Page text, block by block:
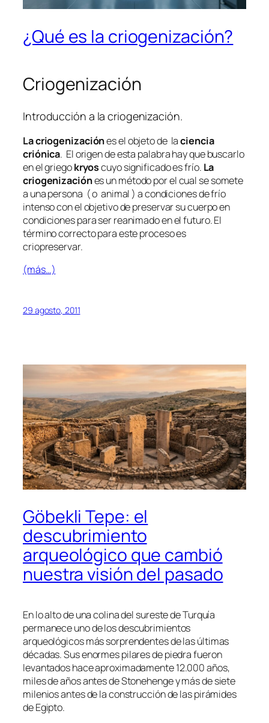
¿Qué es la criogenización?
Criogenización
Introducción a la criogenización.
La criogenizaciónes el objeto de laciencia
criónica. El origen de esta palabra hay que buscarlo
en el griegokryoscuyo significado es frío. La
criogenizaciónes un método por el cual se somete
a una persona ( o animal ) a condiciones de frío
intenso con el objetivo de preservar su cuerpo en
condiciones para ser reanimado en el futuro. El
término correcto para este proceso es
criopreservar.
(más…)
29 agosto, 2011
Göbekli Tepe: el
descubrimiento
arqueológico que cambió
nuestra visión del pasado
En lo alto de una colina del sureste de Turquía
permanece uno de los descubrimientos
arqueológicos más sorprendentes de las últimas
décadas. Sus enormes pilares de piedra fueron
levantados hace aproximadamente 12.000 años,
miles de años antes de Stonehenge y más de siete
milenios antes de la construcción de las pirámides
de Egipto.